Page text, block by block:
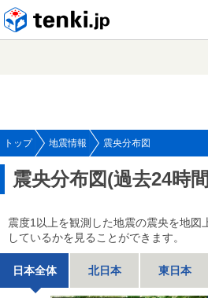
トップ 地震情報 震央分布図
震央分布図(過去24時
震度1以上を観測した地震の震央を地図
しているかを見ることができます。
日本全体 北日本 東日本